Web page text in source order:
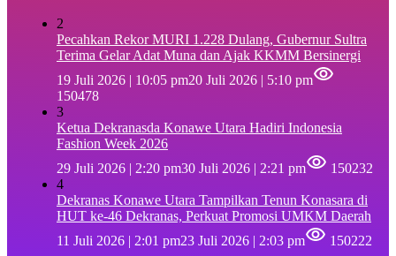
2
Pecahkan Rekor MURI 1.228 Dulang, Gubernur Sultra
Terima Gelar Adat Muna dan Ajak KKMM Bersinergi
19 Juli 2026 | 10:05 pm20 Juli 2026 | 5:10 pm
150478
3
Ketua Dekranasda Konawe Utara Hadiri Indonesia
Fashion Week 2026
29 Juli 2026 | 2:20 pm30 Juli 2026 | 2:21 pm
150232
4
Dekranas Konawe Utara Tampilkan Tenun Konasara di
HUT ke-46 Dekranas, Perkuat Promosi UMKM Daerah
11 Juli 2026 | 2:01 pm23 Juli 2026 | 2:03 pm 150222